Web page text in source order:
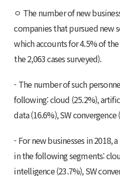
ㅇ The number of new
companies that pursued new
which accounts for 4.5% of
the 2,063 cases surveyed).
- The number of such
following: cloud (25.2%),
data (16.6%), SW convergence
- For new businesses in 2018,
in the following segments:
intelligence (23.7%), SW